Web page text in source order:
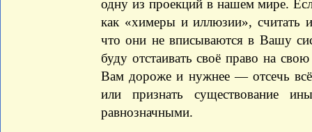
одну из проекций в нашем мире.
как «химеры и иллюзии»,
что они не вписываются в Вашу
буду отстаивать своё право на
Вам дороже и нужнее — отсечь
или признать существование
равнозначными.